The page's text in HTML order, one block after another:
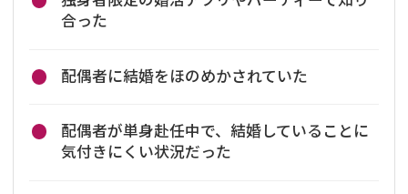
合った
配偶者に結婚をほのめかされていた
配偶者が単身赴任中で、結婚していることに
気付きにくい状況だった